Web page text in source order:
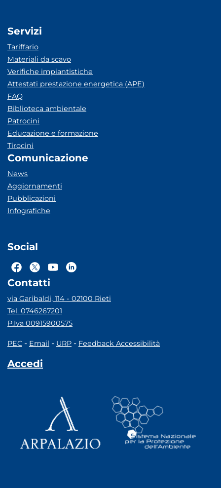
Servizi
Tariffario
Materiali da scavo
Verifiche impiantistiche
Attestati prestazione energetica (APE)
FAQ
Biblioteca ambientale
Patrocini
Educazione e formazione
Tirocini
Comunicazione
News
Aggiornamenti
Pubblicazioni
Infografiche
Social
Contatti
via Garibaldi, 114 - 02100 Rieti
Tel. 0746267201
P.Iva 00915900575
PEC - Email - URP - Feedback Accessibilità
Accedi